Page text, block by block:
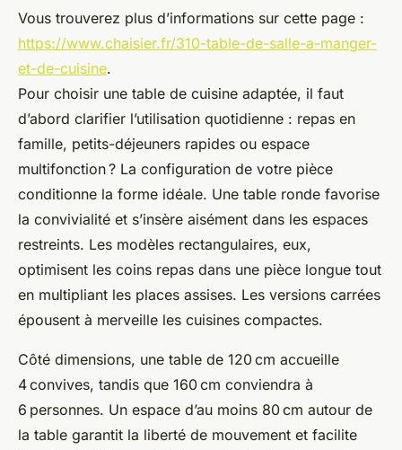
Vous trouverez plus d’informations sur cette page :
https://www.chaisier.fr/310-table-de-salle-a-manger-
et-de-cuisine.
Pour choisir une table de cuisine adaptée, il faut
d’abord clarifier l’utilisation quotidienne : repas en
famille, petits-déjeuners rapides ou espace
multifonction ? La configuration de votre pièce
conditionne la forme idéale. Une table ronde favorise
la convivialité et s’insère aisément dans les espaces
restreints. Les modèles rectangulaires, eux,
optimisent les coins repas dans une pièce longue tout
en multipliant les places assises. Les versions carrées
épousent à merveille les cuisines compactes.
Côté dimensions, une table de 120 cm accueille
4 convives, tandis que 160 cm conviendra à
6 personnes. Un espace d’au moins 80 cm autour de
la table garantit la liberté de mouvement et facilite